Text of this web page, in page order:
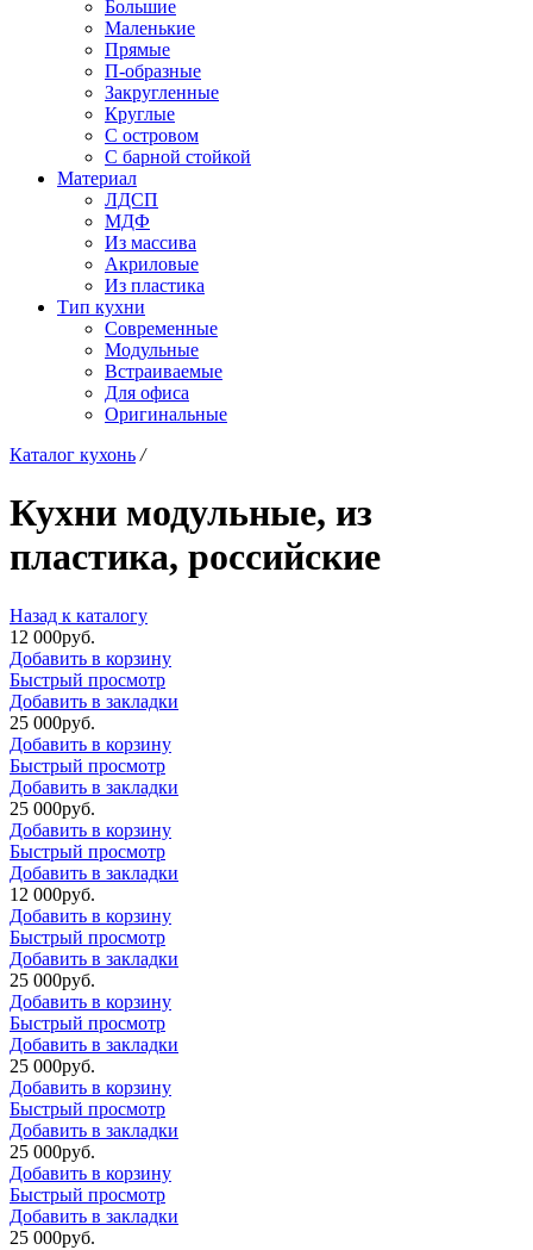
Большие
Маленькие
Прямые
П-образные
Закругленные
Круглые
С островом
С барной стойкой
Материал
ЛДСП
МДФ
Из массива
Акриловые
Из пластика
Тип кухни
Современные
Модульные
Встраиваемые
Для офиса
Оригинальные
Каталог кухонь /
Кухни модульные, из
пластика, российские
Назад к каталогу
12 000руб.
Добавить в корзину
Быстрый просмотр
Добавить в закладки
25 000руб.
Добавить в корзину
Быстрый просмотр
Добавить в закладки
25 000руб.
Добавить в корзину
Быстрый просмотр
Добавить в закладки
12 000руб.
Добавить в корзину
Быстрый просмотр
Добавить в закладки
25 000руб.
Добавить в корзину
Быстрый просмотр
Добавить в закладки
25 000руб.
Добавить в корзину
Быстрый просмотр
Добавить в закладки
25 000руб.
Добавить в корзину
Быстрый просмотр
Добавить в закладки
25 000руб.